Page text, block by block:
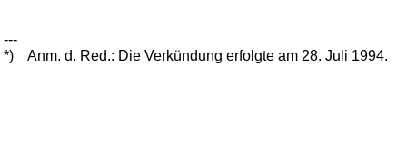
---
*)
Anm. d. Red.: Die Verkündung erfolgte am 28. Juli 1994.